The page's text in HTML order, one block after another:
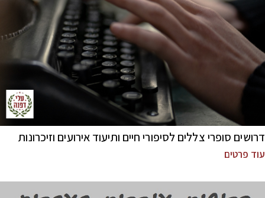
דרושים סופרי צללים לסיפורי חיים ותיעוד אירועים וזיכרונות
עוד פרטים